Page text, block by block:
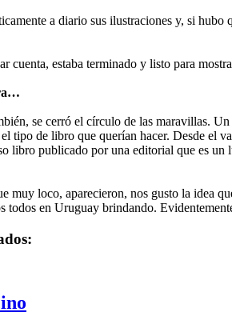
a diario sus ilustraciones y, si
cuenta, estaba terminado y listo para
se cerró el círculo de las maravillas.
tipo de libro que querían hacer. Desde el
libro publicado por una editorial que es
muy loco, aparecieron, nos gusto la idea
todos en Uruguay brindando.